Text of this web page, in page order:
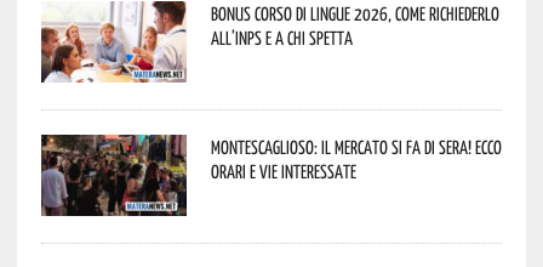
Bonus corso di lingue 2026, come richiederlo
all’INPS e a chi spetta
Montescaglioso: il mercato si fa di sera! Ecco
orari e vie interessate